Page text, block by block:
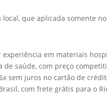
local, que aplicada somente
em materiais
saúde, com preço
sem juros no cartão de
com frete grátis para o